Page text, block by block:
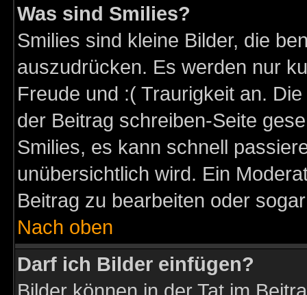
Was sind Smilies?
Smilies sind kleine Bilder, die
auszudrücken. Es werden nur
Freude und :( Traurigkeit an.
der Beitrag schreiben-Seite
Smilies, es kann schnell
unübersichtlich wird. Ein
Beitrag zu bearbeiten oder
Nach oben
Darf ich Bilder einfügen?